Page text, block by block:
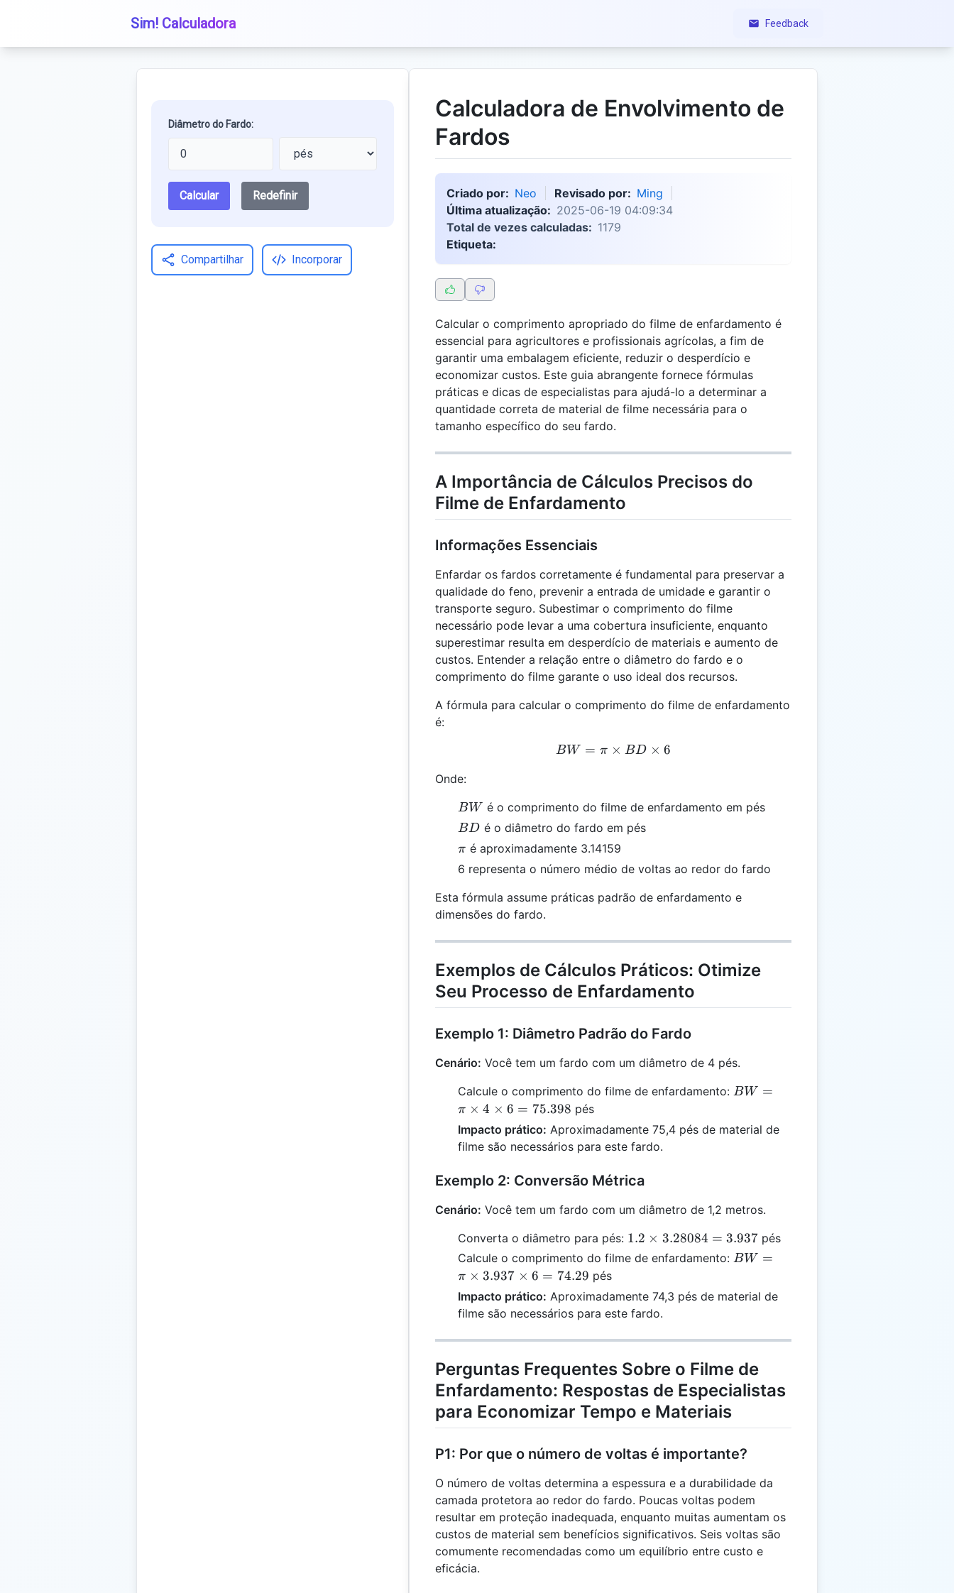
Sim! Calculadora Feedback
Diâmetro do Fardo:
Calcular Redefinir
Compartilhar Incorporar
Calculadora de Envolvimento de
Fardos
Criado por: Neo Revisado por: Ming
Última atualização: 2025-06-19 04:09:34
Total de vezes calculadas: 1179
Etiqueta:
Calcular o comprimento apropriado do filme de enfardamento é
essencial para agricultores e profissionais agrícolas, a fim de
garantir uma embalagem eficiente, reduzir o desperdício e
economizar custos. Este guia abrangente fornece fórmulas
práticas e dicas de especialistas para ajudá-lo a determinar a
quantidade correta de material de filme necessária para o
tamanho específico do seu fardo.
A Importância de Cálculos Precisos do
Filme de Enfardamento
Informações Essenciais
Enfardar os fardos corretamente é fundamental para preservar a
qualidade do feno, prevenir a entrada de umidade e garantir o
transporte seguro. Subestimar o comprimento do filme
necessário pode levar a uma cobertura insuficiente, enquanto
superestimar resulta em desperdício de materiais e aumento de
custos. Entender a relação entre o diâmetro do fardo e o
comprimento do filme garante o uso ideal dos recursos.
A fórmula para calcular o comprimento do filme de enfardamento
é:
BW = \pi \times BD \times 6
BW = π × BD × 6
Onde:
BW
BW é o comprimento do filme de enfardamento em pés
BD
BD é o diâmetro do fardo em pés
\pi
π é aproximadamente 3.14159
6 representa o número médio de voltas ao redor do fardo
Esta fórmula assume práticas padrão de enfardamento e
dimensões do fardo.
Exemplos de Cálculos Práticos: Otimize
Seu Processo de Enfardamento
Exemplo 1: Diâmetro Padrão do Fardo
Cenário: Você tem um fardo com um diâmetro de 4 pés.
Calcule o comprimento do filme de enfardamento: BW =
\times
BW =
π × 4 × 6 = 75.398 pés
Impacto prático: Aproximadamente 75,4 pés de material de
filme são necessários para este fardo.
Exemplo 2: Conversão Métrica
Cenário: Você tem um fardo com um diâmetro de 1,2 metros.
Converta o diâmetro para pés: 1.2
\times
1.2 × 3.28084 = 3.937 pés
Calcule o comprimento do filme de enfardamento: BW =
\times
3.937
6 =
BW =
π × 3.937 × 6 = 74.29 pés
Impacto prático: Aproximadamente 74,3 pés de material de
filme são necessários para este fardo.
Perguntas Frequentes Sobre o Filme de
Enfardamento: Respostas de Especialistas
para Economizar Tempo e Materiais
P1: Por que o número de voltas é importante?
O número de voltas determina a espessura e a durabilidade da
camada protetora ao redor do fardo. Poucas voltas podem
resultar em proteção inadequada, enquanto muitas aumentam os
custos de material sem benefícios significativos. Seis voltas são
comumente recomendadas como um equilíbrio entre custo e
eficácia.